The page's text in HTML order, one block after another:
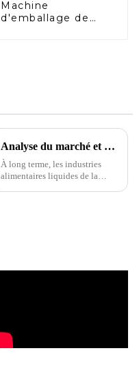
Machine
d'emballage de
Analyse du marché et des tendances des machines d'emballage de liquides au pays et à l'étranger
À long terme, les industries
alimentaires liquides de la